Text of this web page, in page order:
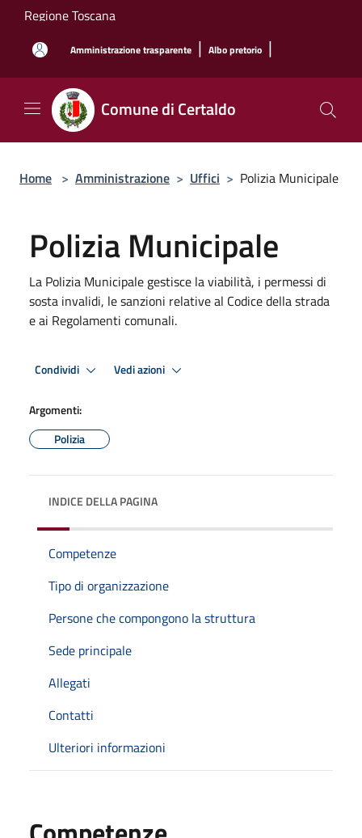
Salta al contenuto principale
Regione Toscana
Amministrazione trasparente | Albo pretorio |
Comune di Certaldo
Home > Amministrazione > Uffici > Polizia Municipale
Polizia Municipale
La Polizia Municipale gestisce la viabilità, i permessi di
sosta invalidi, le sanzioni relative al Codice della strada
e ai Regolamenti comunali.
Condividi Vedi azioni
Argomenti:
Polizia
INDICE DELLA PAGINA
Competenze
Tipo di organizzazione
Persone che compongono la struttura
Sede principale
Allegati
Contatti
Ulteriori informazioni